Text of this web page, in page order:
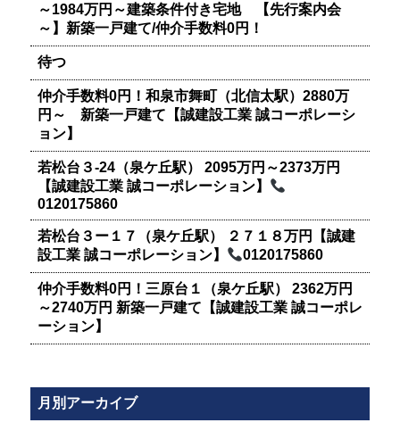
～1984万円～建築条件付き宅地 【先行案内会
～】新築一戸建て/仲介手数料0円！
待つ
仲介手数料0円！和泉市舞町（北信太駅）2880万
円～ 新築一戸建て【誠建設工業 誠コーポレーシ
ョン】
若松台３-24（泉ケ丘駅） 2095万円～2373万円
【誠建設工業 誠コーポレーション】
0120175860
若松台３ー１７（泉ケ丘駅） ２７１８万円【誠建
設工業 誠コーポレーション】
0120175860
仲介手数料0円！三原台１（泉ケ丘駅） 2362万円
～2740万円 新築一戸建て【誠建設工業 誠コーポレ
ーション】
月別アーカイブ